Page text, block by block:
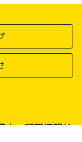
人・転職情報サ